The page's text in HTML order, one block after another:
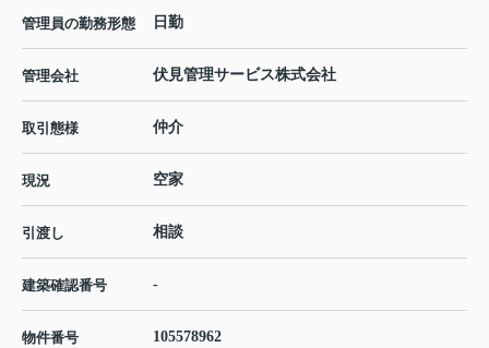
管理員の勤務形態 日勤
管理会社 伏見管理サービス株式会社
取引態様 仲介
現況 空家
引渡し 相談
建築確認番号 -
物件番号 105578962